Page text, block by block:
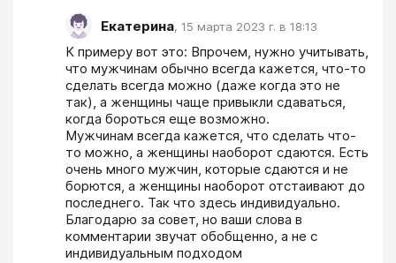
Екатерина, 15 марта 2023 г. в 18:13
К примеру вот это: Впрочем, нужно учитывать,
что мужчинам обычно всегда кажется, что-то
сделать всегда можно (даже когда это не
так), а женщины чаще привыкли сдаваться,
когда бороться еще возможно.
Мужчинам всегда кажется, что сделать что-
то можно, а женщины наоборот сдаются. Есть
очень много мужчин, которые сдаются и не
борются, а женщины наоборот отстаивают до
последнего. Так что здесь индивидуально.
Благодарю за совет, но ваши слова в
комментарии звучат обобщенно, а не с
индивидуальным подходом